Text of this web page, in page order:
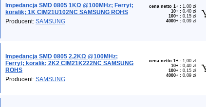
Impedancja SMD 0805 1KΩ @100MHz; Ferryt;
koralik; 1K CIM21U102NC SAMSUNG ROHS
Producent: SAMSUNG
cena netto 1+ : 1,00 zł
10+ : 0,40 zł
100+ : 0,15 zł
4000+ : 0,09 zł
Impedancja SMD 0805 2,2KΩ @100MHz;
Ferryt; koralik; 2K2 CIM21K222NC SAMSUNG
ROHS
Producent: SAMSUNG
cena netto 1+ : 1,00 zł
10+ : 0,40 zł
100+ : 0,15 zł
4000+ : 0,09 zł